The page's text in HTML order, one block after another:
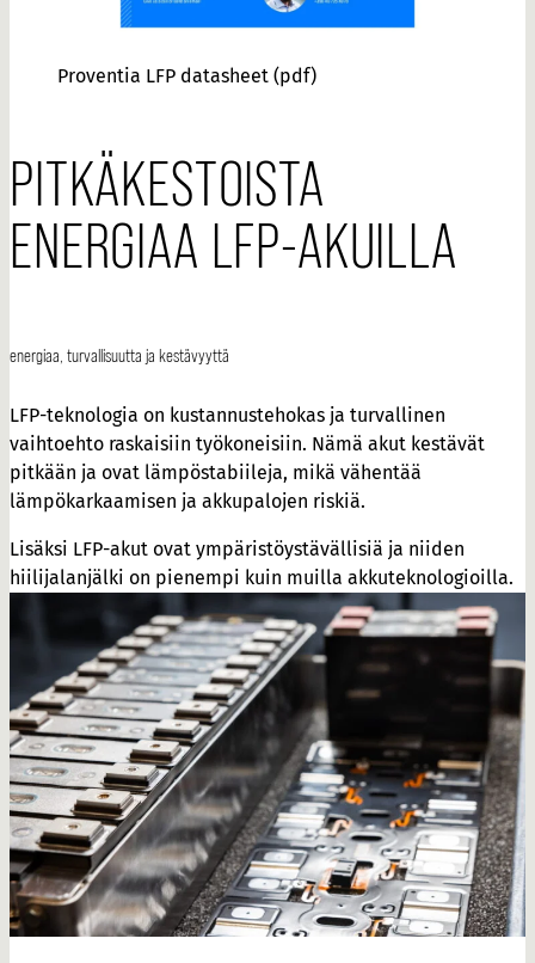
Proventia LFP datasheet (pdf)
PITKÄKESTOISTA
ENERGIAA LFP-AKUILLA
energiaa, turvallisuutta ja kestävyyttä
LFP-teknologia on kustannustehokas ja turvallinen
vaihtoehto raskaisiin työkoneisiin. Nämä akut kestävät
pitkään ja ovat lämpöstabiileja, mikä vähentää
lämpökarkaamisen ja akkupalojen riskiä.
Lisäksi LFP-akut ovat ympäristöystävällisiä ja niiden
hiilijalanjälki on pienempi kuin muilla akkuteknologioilla.